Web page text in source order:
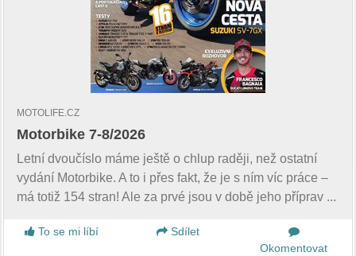
MOTOLIFE.CZ
Motorbike 7-8/2026
Letní dvoučíslo máme ještě o chlup raději, než ostatní
vydání Motorbike. A to i přes fakt, že je s ním víc práce –
má totiž 154 stran! Ale za prvé jsou v době jeho příprav ...
To se mi líbí
Sdílet
Okomentovat